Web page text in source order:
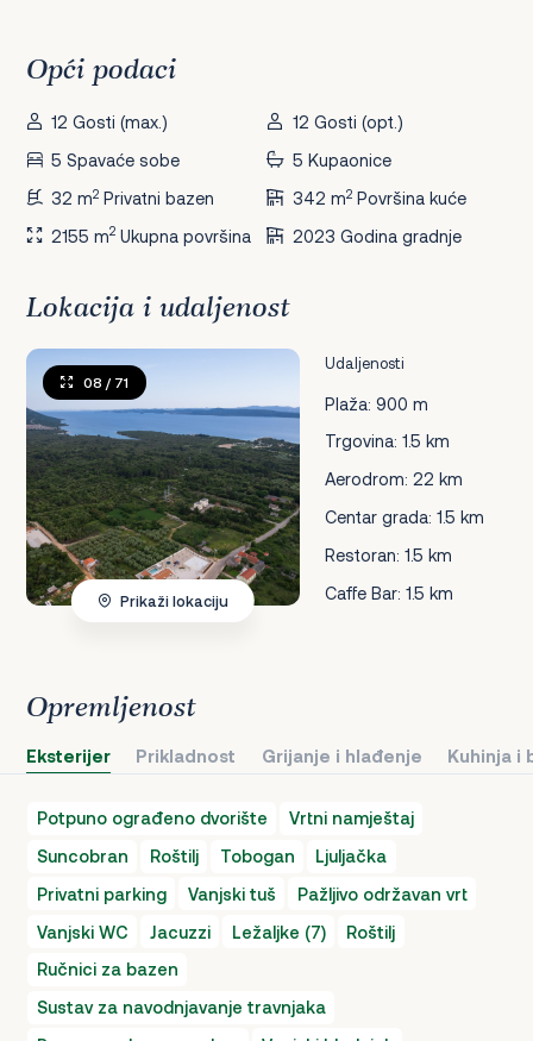
Opći podaci
12 Gosti (max.)
12 Gosti (opt.)
5 Spavaće sobe
5 Kupaonice
32 m2 Privatni bazen 342 m2Površina kuće
2155 m2 Ukupna površina 2023 Godina gradnje
Lokacija i udaljenost
Udaljenosti
Plaža: 900 m
Trgovina: 1.5 km
Aerodrom: 22 km
Centar grada: 1.5 km
Restoran: 1.5 km
Caffe Bar: 1.5 km
08 / 71
Prikaži lokaciju
Opremljenost
Eksterijer Prikladnost Grijanje i hlađenje Kuhinja i
Potpuno ograđeno dvorište
Vrtni namještaj
Suncobran
Roštilj Tobogan
Ljuljačka
Privatni parking
Vanjski tuš
Pažljivo održavan vrt
Vanjski WC
Jacuzzi Ležaljke (7)
Roštilj
Ručnici za bazen
Sustav za navodnjavanje travnjaka